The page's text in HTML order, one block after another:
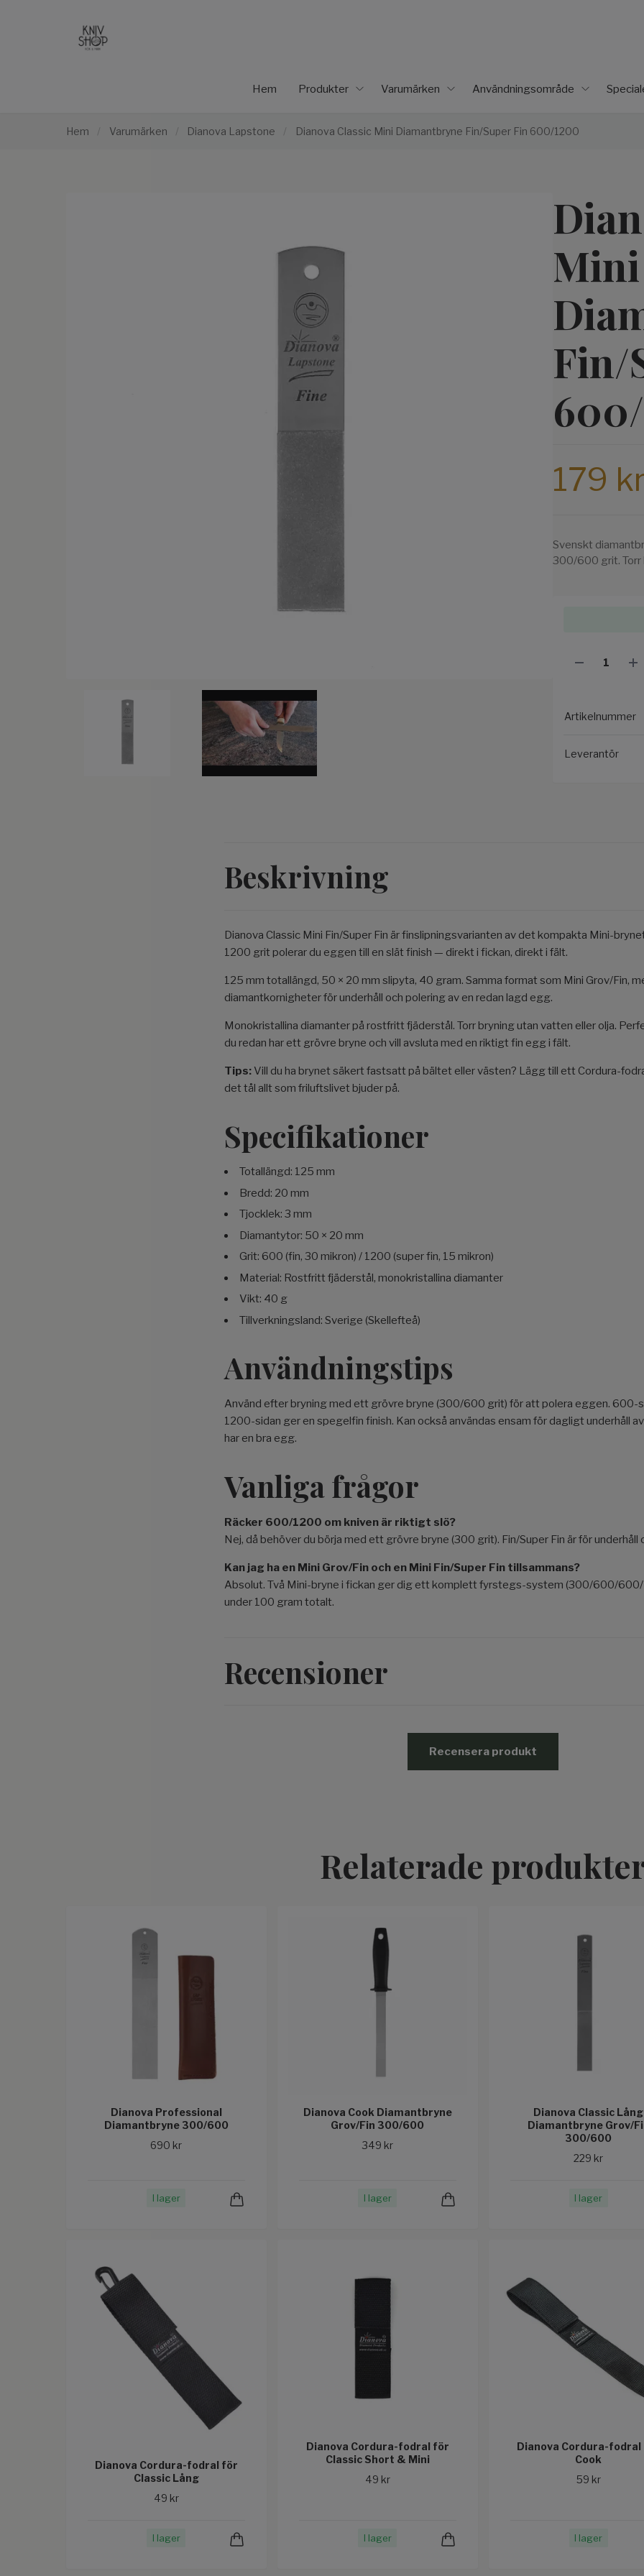
Hem Produkter Varumärken Användningsområde
Hem / Varumärken / Dianova Lapstone / Dianova Classic Mini Diamantbryne Fin/Super Fin 600/1200
Mini
Fin/
179
Svenskt
300/600 grit. Torr
Artikelnummer
Leverantör
Beskrivning
Dianova Classic Mini Fin/Super Fin är finslipningsvarianten av det kompakta Mini-
1200 grit polerar du eggen till en slät finish — direkt i fickan, direkt i fält.
125 mm totallängd, 50 × 20 mm slipyta, 40 gram. Samma format som Mini Grov/Fin,
diamantkornigheter för underhåll och polering av en redan lagd egg.
Monokristallina diamanter på rostfritt fjäderstål. Torr bryning utan vatten eller olja.
du redan har ett grövre bryne och vill avsluta med en riktigt fin egg i fält.
Tips: Vill du ha brynet säkert fastsatt på bältet eller västen? Lägg till ett Cordura-
det tål allt som friluftslivet bjuder på.
Specifikationer
Totallängd: 125 mm
Bredd: 20 mm
Tjocklek: 3 mm
Diamantytor: 50 × 20 mm
Grit: 600 (fin, 30 mikron) / 1200 (super fin, 15 mikron)
Material: Rostfritt fjäderstål, monokristallina diamanter
Vikt: 40 g
Tillverkningsland: Sverige (Skellefteå)
Användningstips
Använd efter bryning med ett grövre bryne (300/600 grit) för att polera eggen. 600-
1200-sidan ger en spegelfin finish. Kan också användas ensam för dagligt underhåll
har en bra egg.
Vanliga frågor
Räcker 600/1200 om kniven är riktigt slö?
Nej, då behöver du börja med ett grövre bryne (300 grit). Fin/Super Fin är för underhåll
Kan jag ha en Mini Grov/Fin och en Mini Fin/Super Fin tillsammans?
Absolut. Två Mini-bryne i fickan ger dig ett komplett fyrstegs-system (300/600/
under 100 gram totalt.
Recensioner
Recensera produkt
Relaterade
Dianova Professional
Diamantbryne 300/600
690 kr
I lager
Dianova Cook Diamantbryne
Grov/Fin 300/600
349 kr
I lager
Dianova Classic Lång
Diamantbryne Grov/
300/600
229 kr
I lager
Dianova Cordura-fodral för
Classic Lång
49 kr
I lager
Dianova Cordura-fodral för
Classic Short & Mini
49 kr
I lager
Dianova Cordura-
Cook
59 kr
I lager